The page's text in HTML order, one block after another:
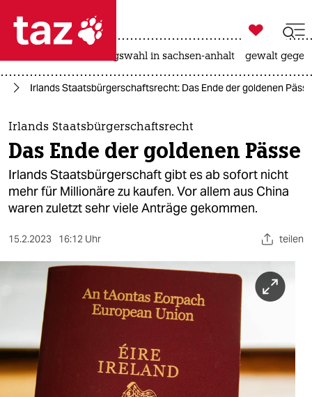
 taz zahl ich
taz zahl ich
themen
politik
öko
berlin
nord
wahrheit

taz zahl ich
landtagswahl in sachsen-anhalt gewalt
Irlands Staatsbürgerschaftsrecht: Das Ende der goldenen Pässe
Irlands Staatsbürgerschaftsrecht
Das Ende der goldenen Pässe
Irlands Staatsbürgerschaft gibt es ab sofort nicht
mehr für Millionäre zu kaufen. Vor allem aus China
waren zuletzt sehr viele Anträge gekommen.
15.2.2023 16:12 Uhr teilen